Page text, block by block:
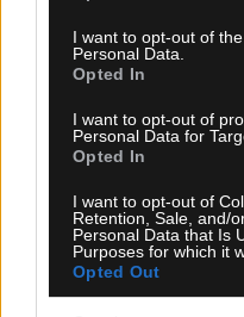
use your data for below
consent section.
I want to opt-out of
Personal Data.
Opted In
I want to opt-out of
Personal Data for
Opted In
I want to opt-out of
Retention, Sale, and/
Personal Data that Is
Purposes for which it
Opted Out